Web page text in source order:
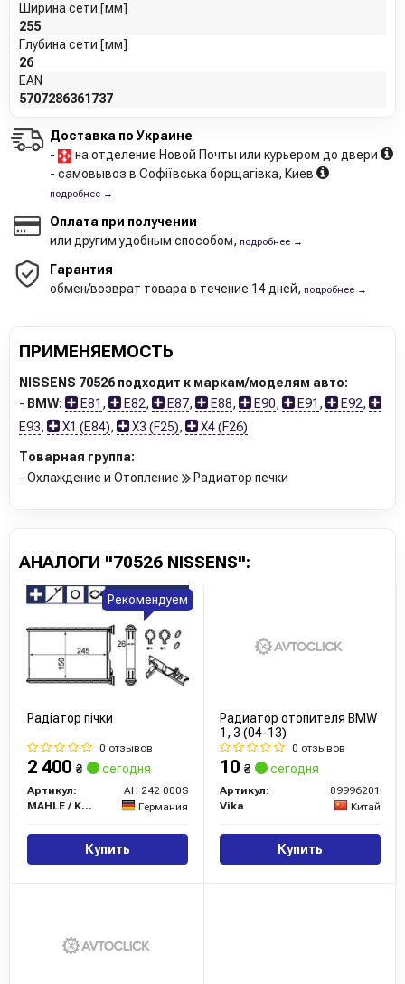
Ширина сети [мм]
255
Глубина сети [мм]
26
EAN
5707286361737
Доставка по Украине
-
на отделение Новой Почты или курьером до двери
- самовывоз в Софіївська борщагівка, Киев
подробнее →
Оплата при получении
или другим удобным способом, подробнее →
Гарантия
обмен/возврат товара в течение 14 дней, подробнее →
ПРИМЕНЯЕМОСТЬ
NISSENS 70526 подходит к маркам/моделям авто:
- BMW: E81 , E82, E87, E88, E90, E91 , E92,
E93, X1 (E84), X3 (F25), X4 (F26)
Товарная группа:
- Охлаждение и Отопление
Радиатор печки
АНАЛОГИ "70526 NISSENS":
Радіатор пічки
0 отзывов
2 400 ₴ сегодня
Артикул:
AH 242 000S
MAHLE / KNECHT
Германия
Купить
Рекомендуем
Радиатор отопителя BMW
1, 3 (04-13)
0 отзывов
10 ₴ сегодня
Артикул:
89996201
Vika
Китай
Купить